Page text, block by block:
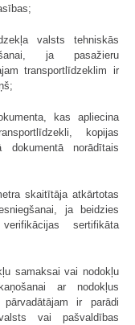
valsts tehniskās
ja pasažieru
transportlīdzeklim ir
kas apliecina
kopijas
norādītais
skaitītāja atkārtotas
ja beidzies
sertifikāta
samaksai vai nodokļu
ar nodokļus
ir parādi
vai pašvaldības